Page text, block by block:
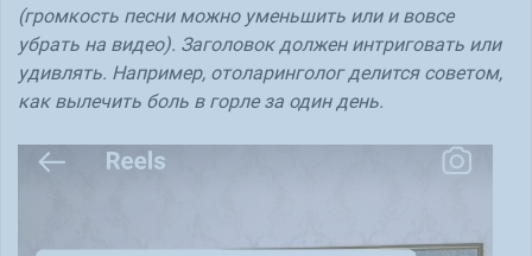
(громкость песни можно уменьшить или и вовсе
убрать на видео). Заголовок должен интриговать или
удивлять. Например, отоларинголог делится советом,
как вылечить боль в горле за один день.